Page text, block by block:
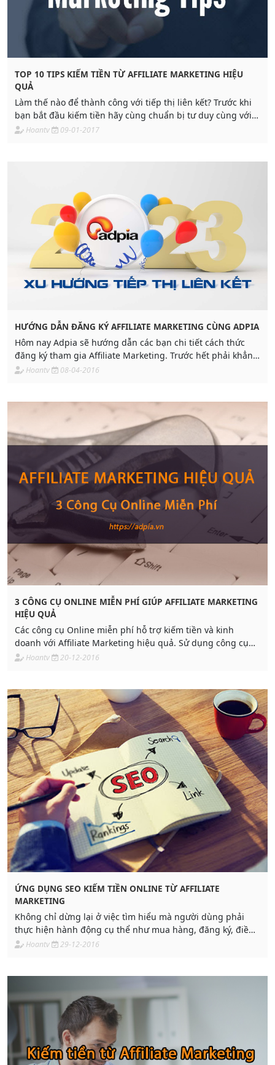
TOP 10 TIPS KIẾM TIỀN TỪ AFFILIATE MARKETING HIỆU
QUẢ
Làm thế nào để thành công với tiếp thị liên kết? Trước khi
bạn bắt đầu kiếm tiền hãy cùng chuẩn bị tư duy cùng với
những công thức kinh nghiệm
Hoantv 09-01-2017
HƯỚNG DẪN ĐĂNG KÝ AFFILIATE MARKETING CÙNG ADPIA
Hôm nay Adpia sẽ hướng dẫn các bạn chi tiết cách thức
đăng ký tham gia Affiliate Marketing. Trước hết phải khẳng
định lại rằng khi tham gia làm tiếp thị liên kết cùng Adpia
Hoantv 08-04-2016
3 CÔNG CỤ ONLINE MIỄN PHÍ GIÚP AFFILIATE MARKETING
HIỆU QUẢ
Các công cụ Online miễn phí hỗ trợ kiếm tiền và kinh
doanh với Affiliate Marketing hiệu quả. Sử dụng công cụ
đó như thế nào? Nó có tác dụng gì?
Hoantv 20-12-2016
ỨNG DỤNG SEO KIẾM TIỀN ONLINE TỪ AFFILIATE
MARKETING
Không chỉ dừng lại ở việc tìm hiểu mà người dùng phải
thực hiện hành động cụ thể như mua hàng, đăng ký, điền
thông tin thành công thì đối tác
Hoantv 29-12-2016